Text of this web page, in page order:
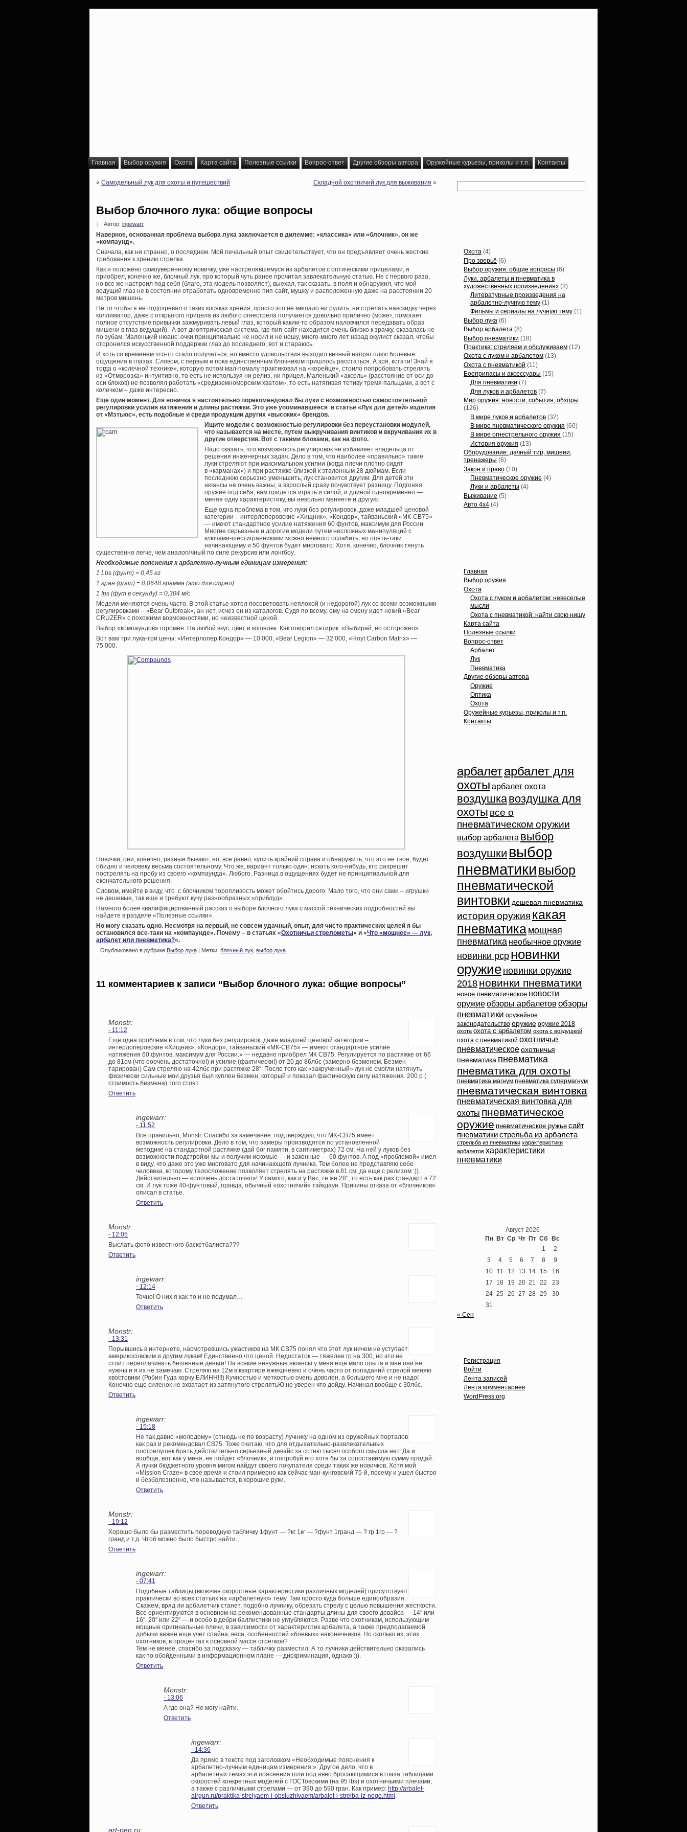
Главная Выбор оружия Охота Карта сайта Полезные ссылки Вопрос-ответ Другие обзоры автора Оружейные курьезы, приколы и т.п. Контакты
« Самодельный лук для охоты и путешествий Складной охотничий лук для выживания »
Выбор блочного лука: общие вопросы
| Автор: ingewarr
Наверное, основанная проблема выбора лука заключается в дилемме: «классика» или «блочник», он же
«компаунд».
Сначала, как ни странно, о последнем. Мой печальный опыт свидетельствует, что он предъявляет очень жесткие
требования к зрению стрелка.
Как и положено самоуверенному новичку, уже настрелявшемуся из арбалетов с оптическими прицелами, я
приобрел, конечно же, блочный лук, про который чуть ранее прочитал завлекательную статью. Не с первого раза,
но все же настроил под себя (благо, эта модель позволяет), выехал, так сказать, в поля и обнаружил, что мой
ведущий глаз не в состоянии отработать одновременно пип-сайт, мушку и расположенную даже на расстоянии 20
метров мишень.
Не то чтобы я не подозревал о таких косяках зрения, просто это не мешало ни рулить, ни стрелять навскидку через
коллиматор, даже с открытого прицела из любого огнестрела получается довольно прилично (может, помогает
полное отсутствие привычки зажмуривать левый глаз, который каким-то образом наловчился передавать образ
мишени в глаз ведущий). А вот диоптрическая система, где пип-сайт находится очень близко к зрачку, оказалась не
по зубам. Маленький нюанс: очки принципиально не носил и не ношу, много-много лет назад окулист сказал, чтобы
сторонился искусственной поддержки глаз до последнего, вот и стараюсь.
И хоть со временем что-то стало получаться, но вместо удовольствия выходил вечный напряг плюс болевые
ощущения в глазах. Словом, с первым и пока единственным блочником пришлось расстаться. А зря, кстати! Знай я
тогда о «колечной технике», которую потом мал-помалу практиковал на «корейце», стоило попробовать стрелять
из «Отморозка» интуитивно, то есть не используя ни релиз, ни прицел. Маленький «аксель» (расстояние от оси до
оси блоков) не позволял работать «средиземноморским хватом», то есть натягивая тетиву тремя пальцами, а вот с
колечком – даже интересно.
Еще один момент. Для новичка я настоятельно порекомендовал бы луки с возможностью самостоятельной
регулировки усилия натяжения и длины растяжки. Это уже упоминавшееся в статье «Лук для детей» изделия
от «Мэтьюс», есть подобные и среди продукции других «высоких» брендов.
Ищите модели с возможностью регулировки без переустановки модулей,
что называется на месте, путем выкручивания винтиков и вкручивания их в
другие отверстия. Вот с такими блоками, как на фото.
Надо сказать, что возможность регулировок не избавляет владельца от
решения инженерных задач. Дело в том, что наиболее «правильно» такие
луки стреляют при максимальном усилии (когда плечи плотно сидят
в «карманах») и при растяжке близкой к эталонным 28 дюймам. Если
последнюю серьезно уменьшить, лук становится другим. Для детей эти
нюансы не очень важны, а взрослый сразу почувствует разницу. Подгоняя
оружие под себя, вам придется играть и силой, и длиной одновременно —
меняя одну характеристику, вы невольно меняете и другую.
Еще одна проблема в том, что луки без регулировок, даже младшей ценовой
категории – интерлоперовские «Хищник», «Кондор», тайваньский «МК-CB75»
— имеют стандартное усилие натяжения 60 фунтов, максимум для России.
Многие серьезные и дорогие модели путем несложных манипуляций с
ключами-шестигранниками можно немного ослабить, но опять-таки
начинающему и 50 фунтов будет многовато. Хотя, конечно, блочник тянуть
существенно легче, чем аналогичный по силе рекурсив или лонгбоу.
Необходимые пояснения к арбалетно-лучным единицам измерения:
1 Lbs (фунт) = 0,45 кг
1 гран (grain) = 0,0648 грамма (это для стрел)
1 fps (фут в секунду) = 0,304 м/с
Модели меняются очень часто. В этой статье хотел посоветовать неплохой (и недорогой) лук со всеми возможными
регулировками – «Bear Outbreak», ан нет, исчез он из каталогов. Судя по всему, ему на смену идет некий «Bear
CRUZER» с похожими возможностями, но неизвестной ценой.
Выбор «компаундов» огромен. На любой вкус, цвет и кошелек. Как говорил сатирик: «Выбирай, но осторожно».
Вот вам три лука-три цены: «Интерлопер Кондор» — 10 000, «Bear Legion» — 32 000, «Hoyt Carbon Matrix» —
75 000.
Новички, они, конечно, разные бывают, но, все равно, купить крайний справа и обнаружить, что это не твое, будет
обидно и человеку весьма состоятельному. Что же, вариант только один: искать кого-нибудь, кто разрешит
пострелять на пробу из своего «компаунда». Любого. Разница в ощущениях будет не принципиальной для
окончательного решения.
Словом, имейте в виду, что с блочником торопливость может обойтись дорого. Мало того, что они сами – игрушки
не дешевые, так еще и требуют кучу разнообразных «приблуд».
Намного более квалифицированный рассказ о выборе блочного лука с массой технических подробностей вы
найдете в разделе «Полезные ссылки».
Но могу сказать одно. Несмотря на первый, не совсем удачный, опыт, для чисто практических целей я бы
остановился все-таки на «компаунде». Почему – в статьях «Охотничьи стрелометы» и «Что «мощнее» — лук,
арбалет или пневматика?«.
Опубликовано в рубрике Выбор лука | Метки: блочный лук выбор лука
11 комментариев к записи “Выбор блочного лука: общие вопросы”
Monstr:
- 11:12
Еще одна проблема в том, что луки без регулировок, даже младшей ценовой категории –
интерлоперовские «Хищник», «Кондор», тайваньский «МК-CB75» — имеют стандартное усилие
натяжения 60 фунтов, максимум для России.» — недавно приобрел МК СВ75. Регулируется по растяжке от 66
до 81см (что ооочень достаточно!) и усилие (фактически!) от 20 до 86лбс (замерно безменом. Безмен
тарирован) Сам стреляю на 42лбс при растяжке 28″. После того как «закрученный» лук не смогли натянуть
физически сильные мои друзья был куплен безмен, который и показал фактическую силу натяжения. 200 р (
стоимость безмена) того стоят.
Ответить
ingewarr:
- 11:52
Все правильно, Monstr. Спасибо за замечание: подтверждаю, что MK-CB75 имеет
возможность регулировки. Дело в том, что замеры производятся по установленной
методике на стандартной растяжке (дай бог памяти, в сантиметрах) 72 см. На ней у луков без
возможности подстройки мы и получим искомые — и законные — 60 фунтов. А под «проблемой» имел
в виду, что даже это уже многовато для начинающего лучника. Тем более не представляю себе
человека, которому телосложение позволяет стрелять на растяжке в 81 см, да еще с релизом :)).
Действительно — «ооочень достаточно»! У самого, как и у Вас, те же 28″, то есть как раз стандарт в 72
см. И лук тоже 40-фунтовый, правда, обычный «охотничий» тэйкдаун. Причины отказа от «блочников»
описал в статье.
Ответить
Monstr:
- 12:05
Выслать фото известного баскетбалиста???
Ответить
ingewarr:
- 12:14
Точно! О них я как-то и не подумал…
Ответить
Monstr:
- 13:31
Порывшись в интернете, насмотревшись ужастиков на МК СВ75 понял что этот лук ничем не уступает
америкосовским и другим лукам! Единственно что ценой. Недостаток — тяжелее гр на 300, но это не
стоит переплачивать бешенные деньги! На всякие ненужные нюансы у меня еще мало опыта и мне они не
нужны и я их не замечаю. Стреляю на 12м в квартире ежекдневно и очень часто от попаданий стрелой меняю
хвостовики (Робин Гуда корчу БЛИНН!!!) Кучностью и меткостью очень доволен, а большего мне и не надо!
Конечно еще силенок не зхватает из затянутого стрелятьЮ но уверен что дойду. Начинал вообще с 30лбс.
Ответить
ingewarr:
- 15:18
Не так давно «молодому» (отнюдь не по возрасту) лучнику на одном из оружейных порталов
как раз и рекомендовал CB75. Тоже считаю, что для отдыхательно-развлекательных
пострелушек брать действительно серьезный девайс за сотню тысяч особого смысла нет. Да и
вообще, вот как у меня, не пойдет «блочник», и попробуй его хотя бы за сопоставимую сумму продай.
А лучки бюджетного уровня мигом найдут своего покупателя среди таких же новичков. Хотя мой
«Mission Craze» в свое время и стоил примерно как сейчас ман-кунговский 75-й, посему и ушел быстро
и безболезненно, что называется, в хорошие руки.
Ответить
Monstr:
- 19:12
Хорошо было бы разместить переводную табличку 1фунт — ?кг 1кг — ?фунт 1гранд — ? гр 1гр — ?
гранд и т.д. Чтоб можно было быстро найти.
Ответить
ingewarr:
- 07:41
Подобные таблицы (включая скоростные характеристики различных моделей) присутствуют
практически во всех статьях на «арбалетную» тему. Там просто куда больше единообразия.
Скажем, вряд ли арбалетчик станет, подобно лучнику, обрезать стрелу с целью повышения жесткости.
Все ориентируются в основном на рекомендованные стандарты длины для своего девайса — 14″ или
16″, 20″ или 22″ — и особо в дебри баллистики не углубляются. Разве что охотникам, использующим
мощные оригинальные плечи, в зависимости от характеристик арбалета, а также предполагаемой
добычи важен еще учет спайна, веса, особенностей «боевых» наконечников. Но сколько их, этих
охотников, в процентах к основной массе стрелков?
Тем не менее, спасибо за подсказку — табличку разместил. А то лучники действительно оказались
как-то обойденными в информационном плане — дискриминация, однако :)).
Ответить
Monstr:
- 13:06
А где она? Не могу найти.
Ответить
ingewarr:
- 14:36
Да прямо в тексте под заголовком «Необходимые пояснения к
арбалетно-лучным единицам измерения:». Другое дело, что в
арбалетных темах эти пояснения шли под явно бросающимися в глаза таблицами
скоростей конкретных моделей с ГОСТовскими (на 95 lbs) и охотничьими плечами,
а также с различными стрелами — от 390 до 590 гран. Как пример: http://arbalet-
airgun.ru/praktika-strelyaem-i-obsluzhivaem/arbalet-i-strelba-iz-nego.html
Ответить
art-pen.ru:
Охота (4)
Про зверьё (6)
Выбор оружия: общие вопросы (6)
Луки. арбалеты и пневматика в
художественных произведениях (3)
Литературные произведения на
арбалетно-лучную тему (1)
Фильмы и сериалы на лучную тему (1)
Выбор лука (6)
Выбор арбалета (8)
Выбор пневматики (18)
Практика: стреляем и обслуживаем (12)
Охота с луком и арбалетом (13)
Охота с пневматикой (11)
Боеприпасы и аксессуары (15)
Для пневматики (7)
Для луков и арбалетов (7)
Мир оружия: новости, события, обзоры
(126)
В мире луков и арбалетов (32)
В мире пневматического оружия (60)
В мире огнестрельного оружия (15)
История оружия (13)
Оборудование: дачный тир, мишени,
тренажеры (6)
Закон и право (10)
Пневматическое оружие (4)
Луки и арбалеты (4)
Выживание (5)
Авто 4х4 (4)
Главная
Выбор оружия
Охота
Охота с луком и арбалетом: невеселые
мысли
Охота с пневматикой: найти свою нишу
Карта сайта
Полезные ссылки
Вопрос-ответ
Арбалет
Лук
Пневматика
Другие обзоры автора
Оружие
Оптика
Охота
Оружейные курьезы, приколы и т.п.
Контакты
арбалетарбалет для
охоты арбалет охота
воздушкавоздушка для
охоты все о
пневматическом оружии
выбор арбалета выбор
воздушки выбор
пневматикивыбор
пневматической
винтовки дешевая пневматика
история оружия какая
пневматика мощная
пневматика необычное оружие
новинки pcp новинки
оружие новинки оружие
2018 новинки пневматики
новое пневматическое новости
оружиеобзоры арбалетов обзоры
пневматики оружейное
законодательство оружие оружие 2018
охота охота с арбалетом охота с воздушкой
охота с пневматикой охотничье
пневматическое охотничья
пневматика пневматика
пневматика для охоты
пневматика магнум пневматика супермагнум
пневматическая винтовка
пневматическая винтовка для
охоты пневматическое
оружие пневматическое ружье сайт
пневматикистрельба из арбалета
стрельба из пневматики характеристики
арбалетов характеристики
пневматики
Август 2026
Пн Вт Ср Чт Пт Сб Вс
1
2
3
4 5 6 7 8
9
10
11 12 13 14 15
16
17
18 19 20 21 22
23
24 25 26 27 28 29
30
31
« Сен
Регистрация
Войти
Лента записей
Лента комментариев
WordPress.org